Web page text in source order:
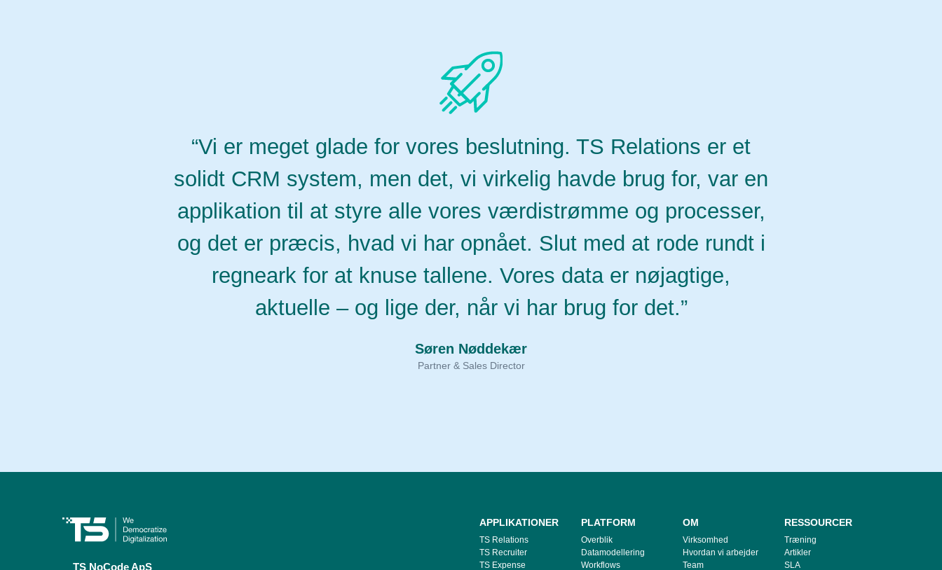
“Vi er meget glade for vores beslutning. TS Relations er et
solidt CRM system, men det, vi virkelig havde brug for, var en
applikation til at styre alle vores værdistrømme og processer,
og det er præcis, hvad vi har opnået. Slut med at rode rundt i
regneark for at knuse tallene. Vores data er nøjagtige,
aktuelle – og lige der, når vi har brug for det.”
Søren Nøddekær
Partner & Sales Director
TS NoCode ApS
APPLIKATIONER
TS Relations
TS Recruiter
TS Expense
PLATFORM
Overblik
Datamodellering
Workflows
OM
Virksomhed
Hvordan vi arbejder
Team
RESSOURCER
Træning
Artikler
SLA